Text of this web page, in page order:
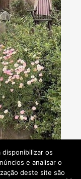
disponibilizar os
e analisar o
deste site são